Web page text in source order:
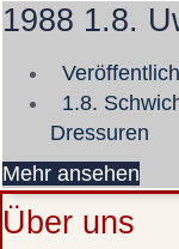
1988 1.8.
1.8.
Dressuren
Mehr ansehen
Über uns